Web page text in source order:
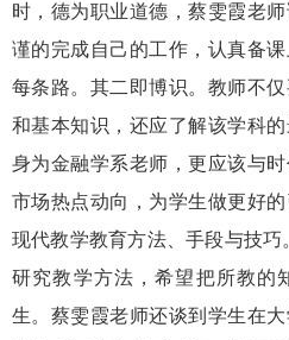
时，德为职业道德，蔡雯霞老
谨的完成自己的工作，认真备
每条路。其二 即博识。 教师不
和基本知识，还应了解该学科
身为金融学系老师，更应该与时
市场热点动向，为学生做更好
现代教学教育方法、手段与技巧
研究教学方法 ，希望把所教的
生。 蔡雯霞老师还谈到学生在